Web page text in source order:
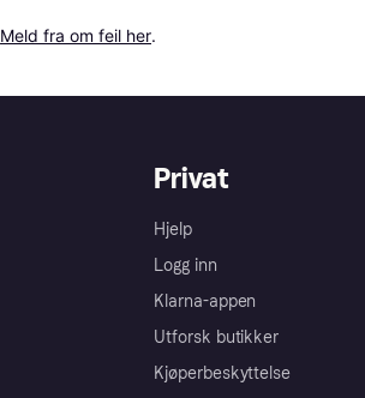
Meld fra om feil her.
Privat
Hjelp
Logg inn
Klarna-appen
Utforsk butikker
Kjøperbeskyttelse